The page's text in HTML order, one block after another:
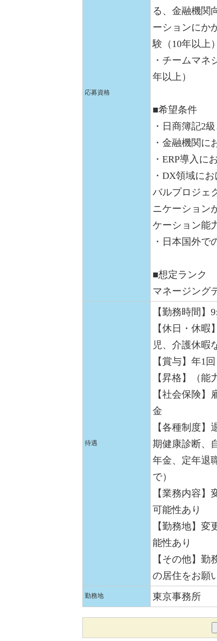
応募資格
る、金融機関
ーションにか
験（10年以上
・チームマネ
年以上）
■希望条件
・日商簿記2
・金融機関に
・ERP導入に
・DX領域に
バルプロジェ
ニケーション
ケーション能
・日本国外で
■想定ランク
マネージング
待遇
【勤務時間】
【休日・休
児、介護休暇
【賞与】年1回
【昇格】（能
【社会保険
金
【各種制度
期健康診断、
年金、定年退
で）
【業務内容
可能性あり
【勤務地】
能性あり
【その他】
の居住をお願
勤務地 東京事務所